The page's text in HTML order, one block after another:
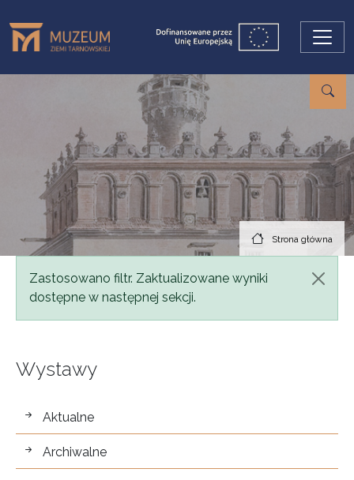
Strona główna
Komunikat
Zastosowano filtr. Zaktualizowane wyniki
dostępne w następnej sekcji.
Wystawy
wystawy
Aktualne
Archiwalne